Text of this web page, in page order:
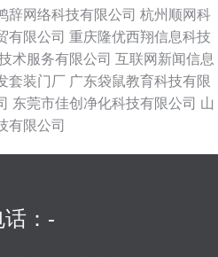
辞网络科技有限公司 杭州顺网科
有限公司 重庆隆优西翔信息科技
术服务有限公司 互联网新闻信息
套装门厂 广东袋鼠教育科技有限
东莞市佳创净化科技有限公司 山
有限公司
话：-